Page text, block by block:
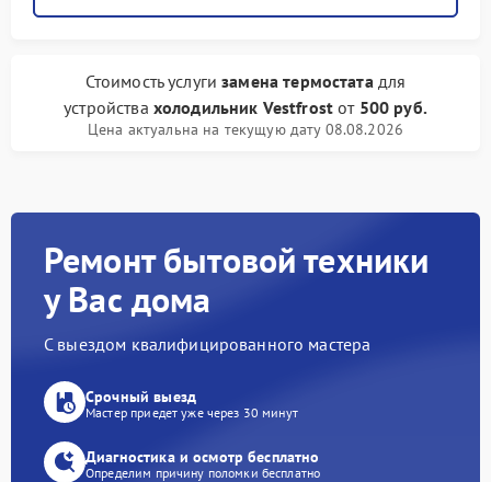
Стоимость услугизамена термостатадля
устройства холодильник Vestfrost от 500 руб.
Цена актуальна на текущую дату 08.08.2026
Ремонт бытовой техники
у Вас дома
С выездом квалифицированного мастера
Срочный выезд
Мастер приедет уже через 30 минут
Диагностика и осмотр бесплатно
Определим причину поломки бесплатно